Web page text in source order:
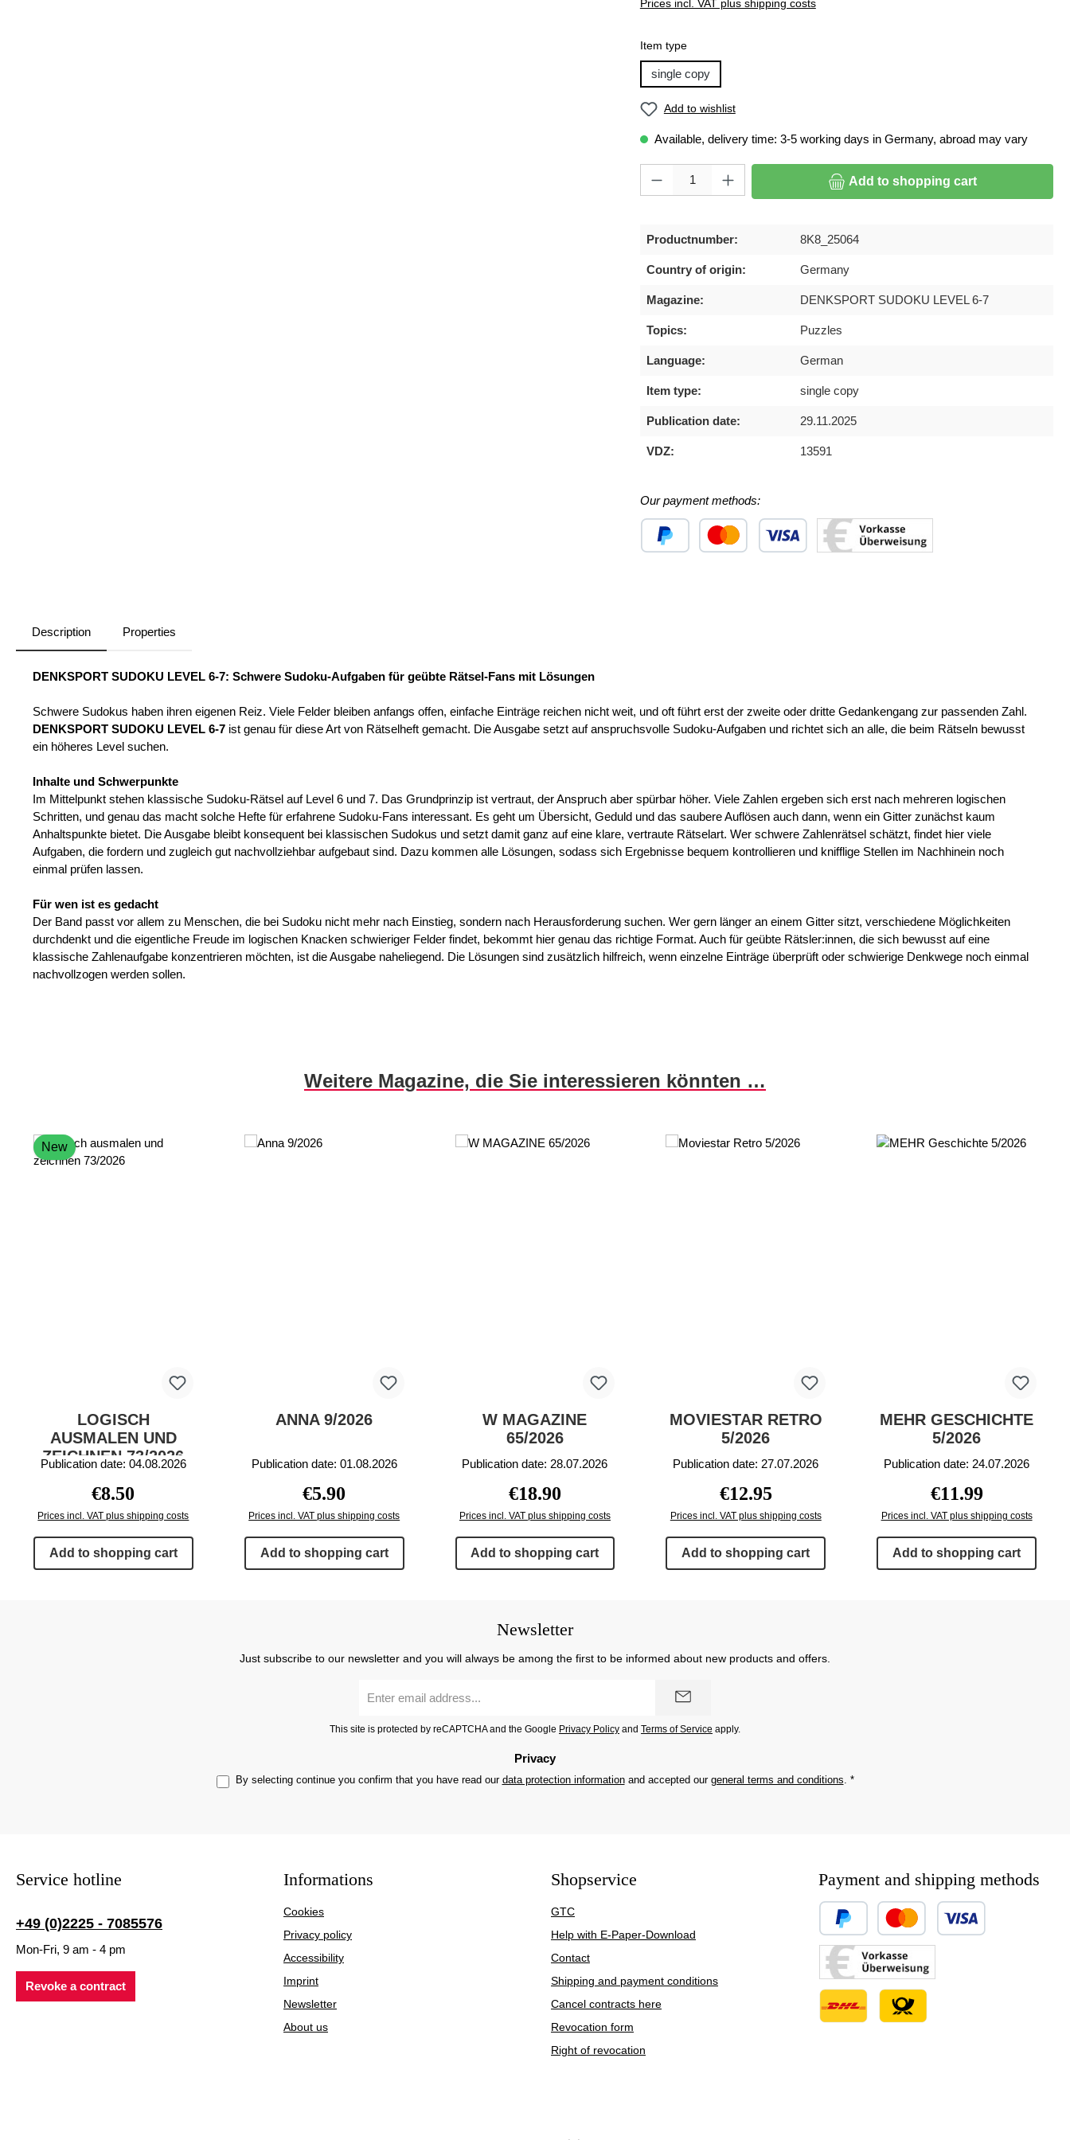
Prices incl. VAT plus shipping costs
Select
Item type
single copy
Add to wishlist
Available, delivery time: 3-5 working days in Germany, abroad may vary
Product Quantity: Enter the desired amount or use the buttons to increase or
Add to shopping cart
Productnumber: 8K8_25064
Country of origin: Germany
Magazine: DENKSPORT SUDOKU LEVEL 6-7
Topics: Puzzles
Language: German
Item type: single copy
Publication date: 29.11.2025
VDZ: 13591
Our payment methods:
Description Properties
DENKSPORT SUDOKU LEVEL 6-7: Schwere Sudoku-Aufgaben für geübte Rätsel-Fans mit Lösungen
Schwere Sudokus haben ihren eigenen Reiz. Viele Felder bleiben anfangs offen, einfache Einträge reichen nicht weit, und oft führt erst der zweite oder dritte Gedankengang zur passenden Zahl.
DENKSPORT SUDOKU LEVEL 6-7 ist genau für diese Art von Rätselheft gemacht. Die Ausgabe setzt auf anspruchsvolle Sudoku-Aufgaben und richtet sich an alle, die beim Rätseln bewusst
ein höheres Level suchen.
Inhalte und Schwerpunkte
Im Mittelpunkt stehen klassische Sudoku-Rätsel auf Level 6 und 7. Das Grundprinzip ist vertraut, der Anspruch aber spürbar höher. Viele Zahlen ergeben sich erst nach mehreren logischen
Schritten, und genau das macht solche Hefte für erfahrene Sudoku-Fans interessant. Es geht um Übersicht, Geduld und das saubere Auflösen auch dann, wenn ein Gitter zunächst kaum
Anhaltspunkte bietet. Die Ausgabe bleibt konsequent bei klassischen Sudokus und setzt damit ganz auf eine klare, vertraute Rätselart. Wer schwere Zahlenrätsel schätzt, findet hier viele
Aufgaben, die fordern und zugleich gut nachvollziehbar aufgebaut sind. Dazu kommen alle Lösungen, sodass sich Ergebnisse bequem kontrollieren und knifflige Stellen im Nachhinein noch
einmal prüfen lassen.
Für wen ist es gedacht
Der Band passt vor allem zu Menschen, die bei Sudoku nicht mehr nach Einstieg, sondern nach Herausforderung suchen. Wer gern länger an einem Gitter sitzt, verschiedene Möglichkeiten
durchdenkt und die eigentliche Freude im logischen Knacken schwieriger Felder findet, bekommt hier genau das richtige Format. Auch für geübte Rätsler:innen, die sich bewusst auf eine
klassische Zahlenaufgabe konzentrieren möchten, ist die Ausgabe naheliegend. Die Lösungen sind zusätzlich hilfreich, wenn einzelne Einträge überprüft oder schwierige Denkwege noch einmal
nachvollzogen werden sollen.
Weitere Magazine, die Sie interessieren könnten …
New
LOGISCH
AUSMALEN UND
ZEICHNEN 73/2026
Publication date: 04.08.2026
Regular price:
€8.50
Prices incl. VAT plus shipping costs
Add to shopping cart
ANNA 9/2026
Publication date: 01.08.2026
Regular price:
€5.90
Prices incl. VAT plus shipping costs
Add to shopping cart
W MAGAZINE
65/2026
Publication date: 28.07.2026
Regular price:
€18.90
Prices incl. VAT plus shipping costs
Add to shopping cart
MOVIESTAR RETRO
5/2026
Publication date: 27.07.2026
Regular price:
€12.95
Prices incl. VAT plus shipping costs
Add to shopping cart
MEHR GESCHICHTE
5/2026
Publication date: 24.07.2026
Regular price:
€11.99
Prices incl. VAT plus shipping costs
Add to shopping cart
Newsletter
Just subscribe to our newsletter and you will always be among the first to be informed about new products and offers.
address
This site is protected by reCAPTCHA and the Google Privacy Policy and Terms of Service apply.
Privacy
By selecting continue you confirm that you have read our data protection informationand accepted our general terms and conditions *
Service hotline
+49 (0)2225 - 7085576
Mon-Fri, 9 am - 4 pm
Revoke a contract
Informations
Cookies
Privacy policy
Accessibility
Imprint
Newsletter
About us
Shopservice
GTC
Help with E-Paper-Download
Contact
Shipping and payment conditions
Cancel contracts here
Revocation form
Right of revocation
Payment and shipping methods
Custom image 1Custom image 2
Custom image 3